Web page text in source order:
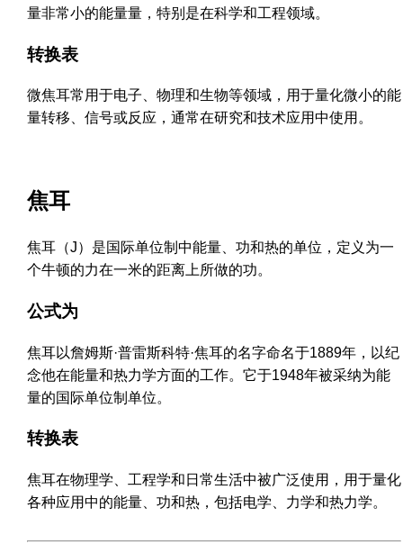
量非常小的能量量，特别是在科学和工程领域。
转换表
微焦耳常用于电子、物理和生物等领域，用于量化微小的能
量转移、信号或反应，通常在研究和技术应用中使用。
焦耳
焦耳（J）是国际单位制中能量、功和热的单位，定义为一
个牛顿的力在一米的距离上所做的功。
公式为
焦耳以詹姆斯·普雷斯科特·焦耳的名字命名于1889年，以纪
念他在能量和热力学方面的工作。它于1948年被采纳为能
量的国际单位制单位。
转换表
焦耳在物理学、工程学和日常生活中被广泛使用，用于量化
各种应用中的能量、功和热，包括电学、力学和热力学。